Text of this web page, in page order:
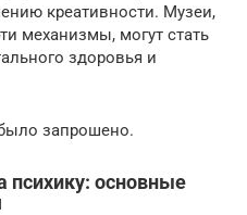
креативности. Музеи,
механизмы, могут стать
здоровья и
запрошено.
психику: основные